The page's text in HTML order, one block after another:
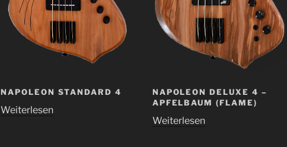
NAPOLEON STANDARD 4
Weiterlesen
NAPOLEON DELUXE 4 –
APFELBAUM (FLAME)
Weiterlesen